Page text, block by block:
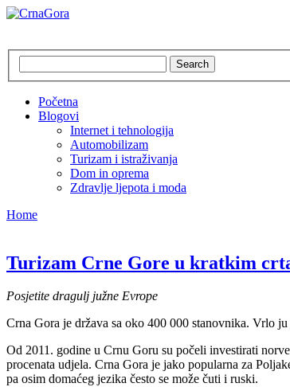
Search
Početna
Blogovi
Internet i tehnologija
Automobilizam
Turizam i istraživanja
Dom in oprema
Zdravlje ljepota i moda
Home
Turizam Crne Gore u kratkim
Posjetite dragulj južne Evrope
Crna Gora je država sa oko 400 000 stanovnika. Vrlo
Od 2011. godine u Crnu Goru su počeli investirati
procenata udjela. Crna Gora je jako popularna za
pa osim domaćeg jezika često se može čuti i ruski.